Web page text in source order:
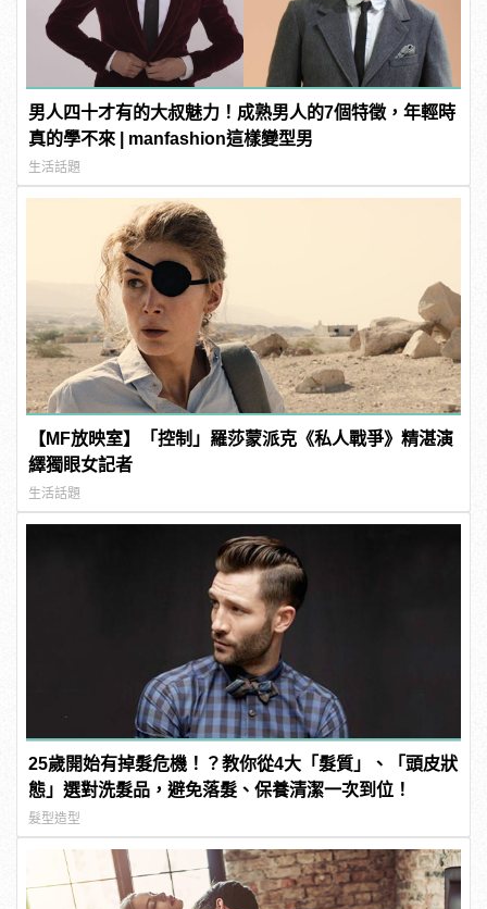
男人四十才有的大叔魅力！成熟男人的7個特徵，年輕時
真的學不來 | manfashion這樣變型男
生活話題
【MF放映室】「控制」羅莎蒙派克《私人戰爭》精湛演
繹獨眼女記者
生活話題
25歲開始有掉髮危機！？教你從4大「髮質」、「頭皮狀
態」選對洗髮品，避免落髮、保養清潔一次到位！
髮型造型